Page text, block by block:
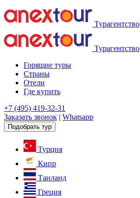
Турагентство
Турагентство
Горящие туры
Страны
Отели
Где купить
+7 (495) 419-32-31
Заказать звонок | Whatsapp
Подобрать тур
Турция
Кипр
Таиланд
Греция